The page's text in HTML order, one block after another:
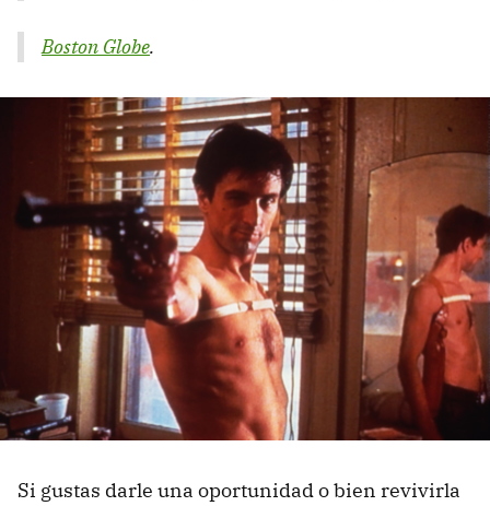
Boston Globe.
Si gustas darle una oportunidad o bien revivirla